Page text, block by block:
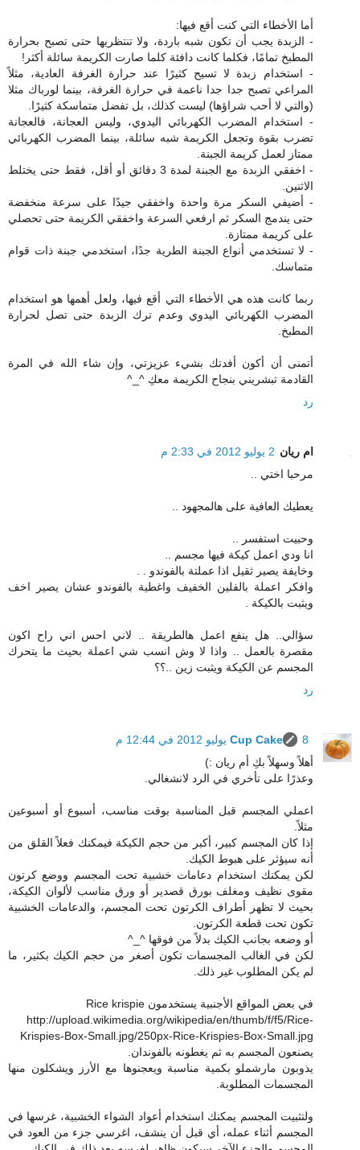
أما الأخطاء التي كنت أقع فيها:
- الزبدة يجب أن تكون شبه باردة، ولا تنتظريها حتى تصبح بحرارة
المطبخ تمامًا، فكلما كانت دافئة كلما صارت الكريمة سائلة أكثر!
- استخدام زبدة لا تسيح كثيرًا عند حرارة الغرفة العادية، مثلاً
المراعي تصبح جدا جدا ناعمة في حرارة الغرفة، بينما لورباك مثلا
(والتي لا أحب شراؤها) ليست كذلك، بل تفضل متماسكة كثيرًا.
- استخدام المضرب الكهربائي اليدوي، وليس العجانة، فالعجانة
تضرب بقوة وتجعل الكريمة شبه سائلة، بينما المضرب الكهربائي
ممتاز لعمل كريمة الجبنة.
- اخفقي الزبدة مع الجبنة لمدة 3 دقائق أو أقل، فقط حتى يختلط
الاثنين.
- أضيفي السكر مرة واحدة واخفقي جيدًا على سرعة منخفضة
حتى يندمج السكر ثم ارفعي السرعة واخفقي الكريمة حتى تحصلي
على كريمة ممتازة.
- لا تستخدمي أنواع الجبنة الطرية جدًا، استخدمي جبنة ذات قوام
متماسك.
ربما كانت هذه هي الأخطاء التي أقع فيها، ولعل أهمها هو استخدام
المضرب الكهربائي اليدوي وعدم ترك الزبدة حتى تصل لحرارة
المطبخ.
أتمنى أن أكون أفدتك بشيء عزيزتي، وإن شاء الله في المرة
القادمة تبشريني بنجاح الكريمة معكِ ^_^
رد
ام ريان 2 يوليو 2012 في 2:33 م
مرحبا اختي ..
يعطيك العافية على هالمجهود ..
وحبيت استفسر ..
انا ودي اعمل كيكة فيها مجسم ..
وخايفة يصير ثقيل اذا عملتة بالفوندو . .
وافكر اعملة بالفلين الخفيف واغطية بالفوندو عشان يصير اخف
ويثبت بالكيكة .
سؤالي.. هل ينفع اعمل هالطريقة .. لاني احس اني راح اكون
مقصرة بالعمل .. واذا لا وش انسب شي اعملة بحيث ما يتحرك
المجسم عن الكيكة ويثبت زين ..؟؟
رد
Cup Cake
8 يوليو 2012 في 12:44 م
أهلاً وسهلاً بكِ أم ريان :)
وعذرًا على تأخري في الرد لانشغالي.
اعملي المجسم قبل المناسبة بوقت مناسب، أسبوع أو أسبوعين
مثلاً.
إذا كان المجسم كبير، أكبر من حجم الكيكة فيمكنك فعلاً القلق من
أنه سيؤثر على هبوط الكيك.
لكن يمكنك استخدام دعامات خشبية تحت المجسم ووضع كرتون
مقوى نظيف ومغلف بورق قصدير أو ورق مناسب لألوان الكيكة،
بحيث لا تظهر أطراف الكرتون تحت المجسم، والدعامات الخشبية
تكون تحت قطعة الكرتون.
أو وضعه بجانب الكيك بدلاً من فوقها ^_^
لكن في الغالب المجسمات تكون أصغر من حجم الكيك بكثير، ما
لم يكن المطلوب غير ذلك.
في بعض المواقع الأجنبية يستخدمون Rice krispie
http://upload.wikimedia.org/wikipedia/en/thumb/f/f5/Rice-
Krispies-Box-Small.jpg/250px-Rice-Krispies-Box-Small.jpg
يصنعون المجسم به ثم يغطونه بالفوندان.
يذوبون مارشملو بكمية مناسبة ويعجنوها مع الأرز ويشكلون منها
المجسمات المطلوبة.
ولتثبيت المجسم يمكنك استخدام أعواد الشواء الخشبية، غرسها في
المجسم أثناء عمله، أي قبل أن ينشف، اغرسي جزء من العود في